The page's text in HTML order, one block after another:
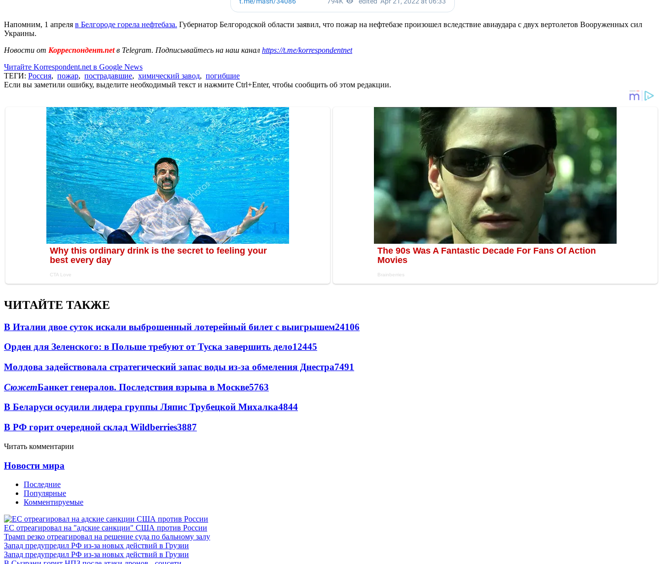
Напомним, 1 апреля в Белгороде горела нефтебаза. Губернатор Белгородской области заявил, что пожар на нефтебазе произошел вследствие авиаудара с двух вертолетов Вооруженных сил
Украины.
Новости от Корреспондент.netв Telegram. Подписывайтесь на наш канал https://t.me/korrespondentnet
Читайте Korrespondent.net в Google News
ТЕГИ: Россия, пожар, пострадавшие, химический завод, погибшие
Если вы заметили ошибку, выделите необходимый текст и нажмите Ctrl+Enter, чтобы сообщить об этом редакции.
ЧИТАЙТЕ ТАКЖЕ
В Италии двое суток искали выброшенный лотерейный билет с выигрышем24106
Орден для Зеленского: в Польше требуют от Туска завершить дело12445
Молдова задействовала стратегический запас воды из-за обмеления Днестра7491
СюжетБанкет генералов. Последствия взрыва в Москве5763
В Беларуси осудили лидера группы Ляпис Трубецкой Михалка4844
В РФ горит очередной склад Wildberries3887
Читать комментарии
Новости мира
Последние
Популярные
Комментируемые
ЕС отреагировал на "адские санкции" США против России
Трамп резко отреагировал на решение суда по бальному залу
Запад предупредил РФ из-за новых действий в Грузии
Запад предупредил РФ из-за новых действий в Грузии